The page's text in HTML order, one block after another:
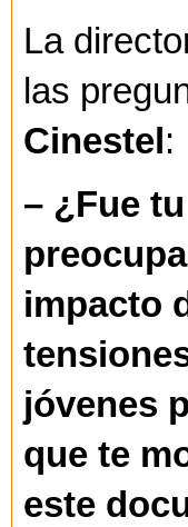
La
las
Cinestel :
– ¿Fue tu
impacto
jóvenes
que te
este